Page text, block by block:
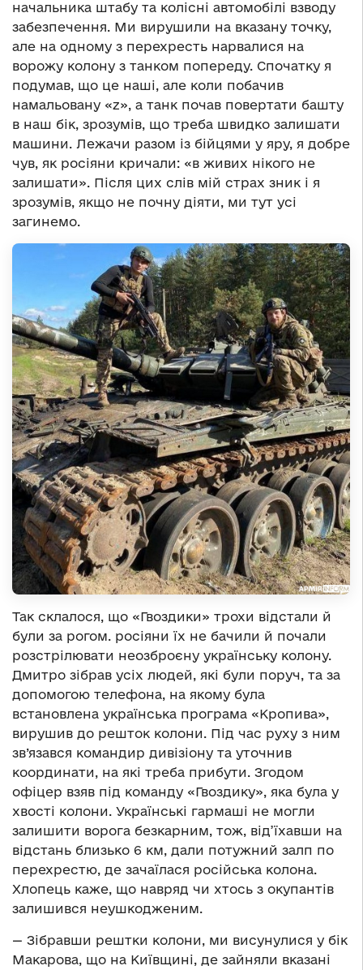
начальника штабу та колісні автомобілі взводу
забезпечення. Ми вирушили на вказану точку,
але на одному з перехресть нарвалися на
ворожу колону з танком попереду. Спочатку я
подумав, що це наші, але коли побачив
намальовану «z», а танк почав повертати башту
в наш бік, зрозумів, що треба швидко залишати
машини. Лежачи разом із бійцями у яру, я добре
чув, як росіяни кричали: «в живих нікого не
залишати». Після цих слів мій страх зник і я
зрозумів, якщо не почну діяти, ми тут усі
загинемо.
Так склалося, що «Гвоздики» трохи відстали й
були за рогом. росіяни їх не бачили й почали
розстрілювати неозброєну українську колону.
Дмитро зібрав усіх людей, які були поруч, та за
допомогою телефона, на якому була
встановлена українська програма «Кропива»,
вирушив до решток колони. Під час руху з ним
зв’язався командир дивізіону та уточнив
координати, на які треба прибути. Згодом
офіцер взяв під команду «Гвоздику», яка була у
хвості колони. Українські гармаші не могли
залишити ворога безкарним, тож, від’їхавши на
відстань близько 6 км, дали потужний залп по
перехрестю, де зачаїлася російська колона.
Хлопець каже, що навряд чи хтось з окупантів
залишився неушкодженим.
— Зібравши рештки колони, ми висунулися у бік
Макарова, що на Київщині, де зайняли вказані